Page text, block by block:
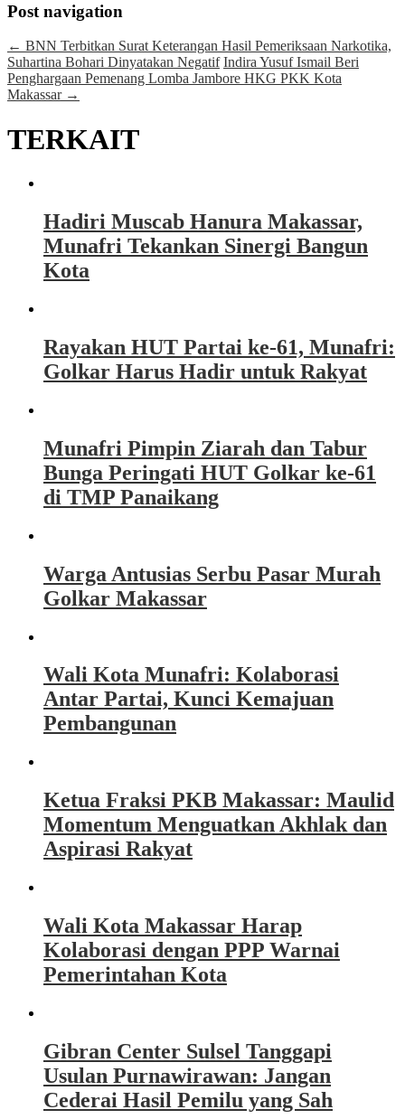
Post navigation
← BNN Terbitkan Surat Keterangan Hasil Pemeriksaan Narkotika,
Suhartina Bohari Dinyatakan Negatif Indira Yusuf Ismail Beri
Penghargaan Pemenang Lomba Jambore HKG PKK Kota
Makassar →
TERKAIT
Hadiri Muscab Hanura Makassar,
Munafri Tekankan Sinergi Bangun
Kota
Rayakan HUT Partai ke-61, Munafri:
Golkar Harus Hadir untuk Rakyat
Munafri Pimpin Ziarah dan Tabur
Bunga Peringati HUT Golkar ke-61
di TMP Panaikang
Warga Antusias Serbu Pasar Murah
Golkar Makassar
Wali Kota Munafri: Kolaborasi
Antar Partai, Kunci Kemajuan
Pembangunan
Ketua Fraksi PKB Makassar: Maulid
Momentum Menguatkan Akhlak dan
Aspirasi Rakyat
Wali Kota Makassar Harap
Kolaborasi dengan PPP Warnai
Pemerintahan Kota
Gibran Center Sulsel Tanggapi
Usulan Purnawirawan: Jangan
Cederai Hasil Pemilu yang Sah